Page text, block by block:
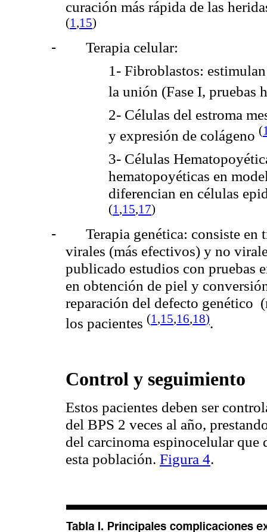
curación más rápida de las
(1,15)
-
Terapia celular:
1- Fibroblastos:
la unión (Fase I, pruebas
2- Células del estroma
y expresión de colágeno (
3- Células
hematopoyéticas en
diferencian en células
(1,15,17)
-
Terapia genética: consiste en
virales (más efectivos) y no
publicado estudios con pruebas
en obtención de piel y
reparación del defecto genético
los pacientes (1 ,15,16,18).
Control y seguimiento
Estos pacientes deben ser
del BPS 2 veces al año,
del carcinoma espinocelularque
esta población. Figura 4.